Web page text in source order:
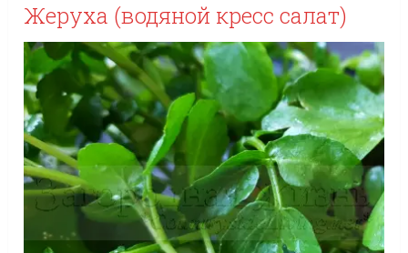
Жеруха (водяной кресс салат)